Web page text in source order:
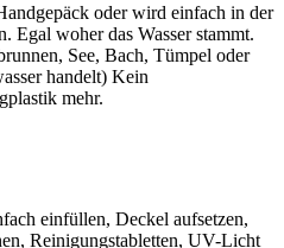
oder wird einfach in der
Egal woher das Wasser stammt.
See, Bach, Tümpel oder
handelt) Kein
mehr.
einfüllen, Deckel aufsetzen,
Reinigungstabletten, UV-Licht